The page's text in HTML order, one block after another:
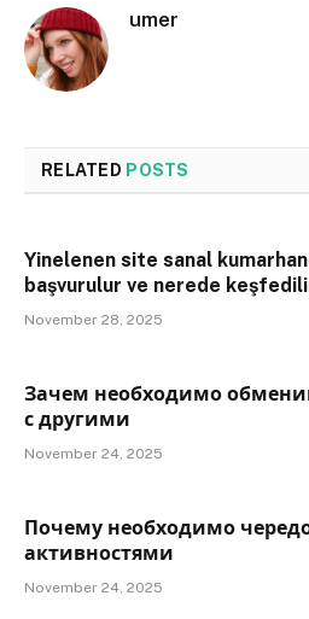
umer
RELATED POSTS
Yinelenen site sanal
başvurulur ve nerede
November 28, 2025
Зачем необходимо
с другими
November 24, 2025
Почему необходимо
активностями
November 24, 2025